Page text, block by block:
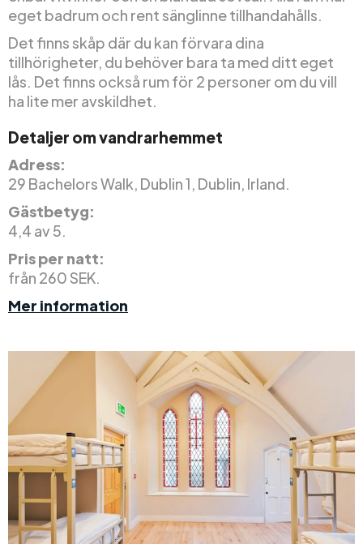
eget badrum och rent sänglinne tillhandahålls.
Det finns skåp där du kan förvara dina
tillhörigheter, du behöver bara ta med ditt eget
lås. Det finns också rum för 2 personer om du vill
ha lite mer avskildhet.
Detaljer om vandrarhemmet
Adress:
29 Bachelors Walk, Dublin 1, Dublin, Irland.
Gästbetyg:
4,4 av 5.
Pris per natt:
från 260 SEK.
Mer information